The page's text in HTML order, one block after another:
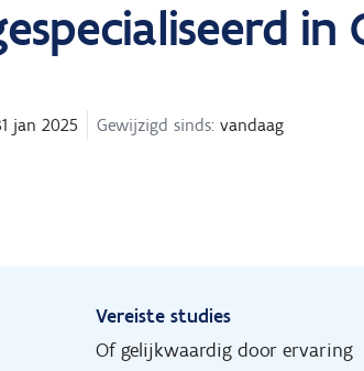
in
jan 2025 Gewijzigd sinds: vandaag
Vereiste studies
Of gelijkwaardig door ervaring